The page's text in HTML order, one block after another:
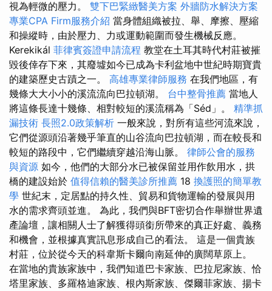
視為輕微的壓力。 雙下巴緊緻醫美方案 外牆防水解決方案
專業CPA Firm服務介紹 當身體組織被拉、舉、摩擦、壓縮
和操縱時，由於壓力、力或運動範圍而發生機械反應。
Kerekikál 菲律賓簽證申請流程 教堂在土耳其時代村莊被摧
毀後倖存下來，其廢墟如今已成為卡利盆地中世紀時期寶貴
的建築歷史古蹟之一。 高雄專業律師服務 在我們地區，有
幾條大大小小的溪流流向巴拉頓湖。 台中整骨推薦 當地人
將這條長達十幾條、相對較短的溪流稱為「Séd」。 精準抓
漏技術 長照2.0政策解析 一般來說，對所有這些河流來說，
它們從源頭沿著幾乎筆直的山谷流向巴拉頓湖，而在較長和
較短的路段中，它們繼續穿越沿海山脈。 律師公會的服務
與資源 如今，他們的大部分水已被保留並用作飲用水，拱
橋的建設始於 值得信賴的醫美診所推薦 18 換護照的簡單教
學 世紀末，定居點的持久性、貿易和貨物運輸的發展與用
水的需求齊頭並進。 為此，我們與BFT密切合作舉辦世界遺
產論壇，讓相關人士了解獲得頭銜所帶來的真正好處、義務
和機會，並根據真實訊息形成自己的看法。 這是一個貴族
村莊，位於從今天的科韋斯卡爾向南延伸的廣闊草原上。
在當地的貴族家族中，我們知道巴卡家族、巴拉尼家族、恰
塔里家族、多羅格迪家族、根內斯家族、傑爾菲家族、揚卡